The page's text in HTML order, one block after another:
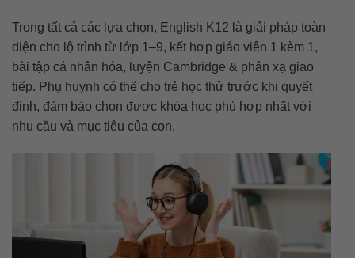
Trong tất cả các lựa chọn, English K12 là giải pháp toàn
diện cho lộ trình từ lớp 1–9, kết hợp giáo viên 1 kèm 1,
bài tập cá nhân hóa, luyện Cambridge & phản xạ giao
tiếp. Phụ huynh có thể cho trẻ học thử trước khi quyết
định, đảm bảo chọn được khóa học phù hợp nhất với
nhu cầu và mục tiêu của con.